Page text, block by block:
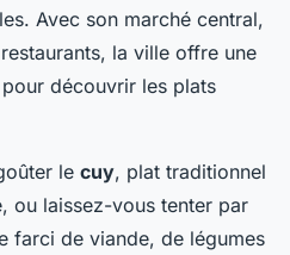
Avec son marché central,
la ville offre une
découvrir les plats
le cuy, plat traditionnel
ou laissez-vous tenter par
farci de viande, de légumes